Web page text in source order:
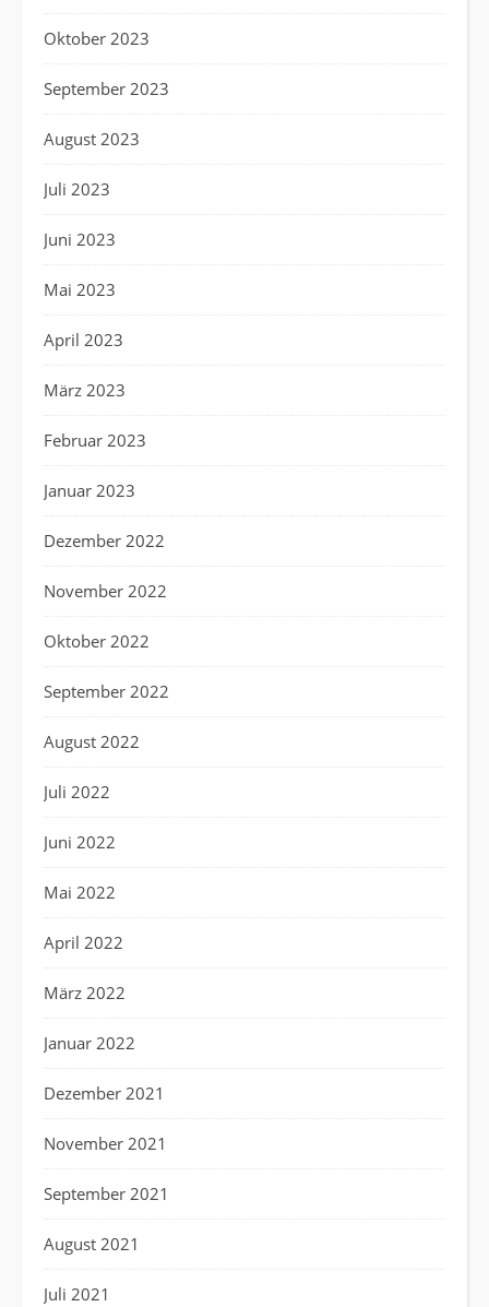
Oktober 2023
September 2023
August 2023
Juli 2023
Juni 2023
Mai 2023
April 2023
März 2023
Februar 2023
Januar 2023
Dezember 2022
November 2022
Oktober 2022
September 2022
August 2022
Juli 2022
Juni 2022
Mai 2022
April 2022
März 2022
Januar 2022
Dezember 2021
November 2021
September 2021
August 2021
Juli 2021